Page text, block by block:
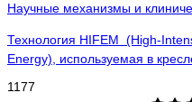
Научные механизмы и
Технология HIFEM (High-
Energy), используемая в
1177